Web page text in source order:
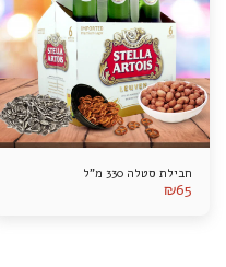
חבילת סטלה 330 מ"ל
₪65